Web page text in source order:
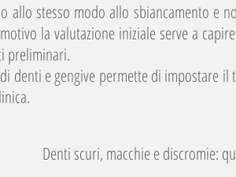
allo stesso modo allo sbiancamento e
la valutazione iniziale serve a
preliminari.
denti e gengive permette di impostare
Denti scuri, macchie e discromie: